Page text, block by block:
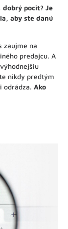
pocit? Je
aby ste danú
zaujme na
predajcu. A
nikdy predtým
odrádza. Ako